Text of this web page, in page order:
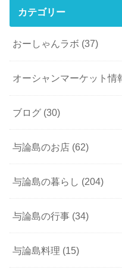
カテゴリー
おーしゃんラボ (37)
オーシャンマーケット情
ブログ (30)
与論島のお店 (62)
与論島の暮らし (204)
与論島の行事 (34)
与論島料理 (15)